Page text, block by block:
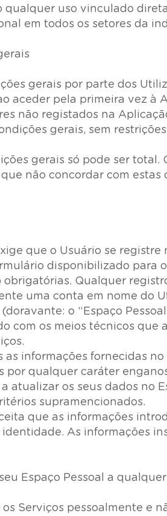
qualquer uso vinculado
em todos os setores da
gerais por parte dos
aceder pela primeira vez à
não registados na
gerais, sem
gerais só pode ser
não concordar com
que o Usuário se
disponibilizado para
obrigatórias. Qualquer
uma conta em nome do
o “Espaço
com os meios técnicos que
as informações fornecidas
por qualquer caráter
atualizar os seus dados no
supramencionados.
que as informações
As informações
Espaço Pessoal a
Serviços pessoalmente e